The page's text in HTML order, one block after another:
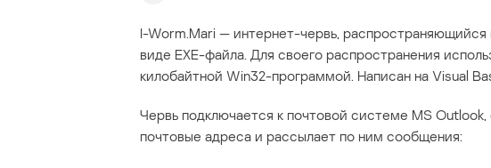
I-Worm.Mari — интернет-червь,
виде EXE-файла. Для своего распространения
килобайтной Win32-программой. Написан на Visual
Червь подключается к почтовой системе MS
почтовые адреса и рассылает по ним сообщения: